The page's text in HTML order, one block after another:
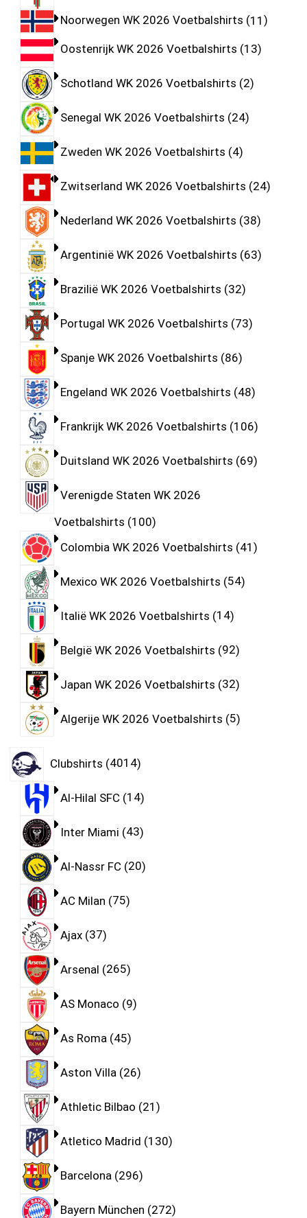
Noorwegen WK 2026 Voetbalshirts 11
Oostenrijk WK 2026 Voetbalshirts 13
Schotland WK 2026 Voetbalshirts 2
Senegal WK 2026 Voetbalshirts 24
Zweden WK 2026 Voetbalshirts 4
Zwitserland WK 2026 Voetbalshirts 24
Nederland WK 2026 Voetbalshirts 38
Argentinië WK 2026 Voetbalshirts 63
Brazilië WK 2026 Voetbalshirts 32
Portugal WK 2026 Voetbalshirts 73
Spanje WK 2026 Voetbalshirts 86
Engeland WK 2026 Voetbalshirts 48
Frankrijk WK 2026 Voetbalshirts 106
Duitsland WK 2026 Voetbalshirts 69
Verenigde Staten WK 2026
Voetbalshirts 100
Colombia WK 2026 Voetbalshirts 41
Mexico WK 2026 Voetbalshirts 54
Italië WK 2026 Voetbalshirts 14
België WK 2026 Voetbalshirts 92
Japan WK 2026 Voetbalshirts 32
Algerije WK 2026 Voetbalshirts 5
Clubshirts 4014
Al-Hilal SFC 14
Inter Miami 43
Al-Nassr FC 20
AC Milan 75
Ajax 37
Arsenal 265
AS Monaco 9
As Roma 45
Aston Villa 26
Athletic Bilbao 21
Atletico Madrid 130
Barcelona 296
Bayern München 272